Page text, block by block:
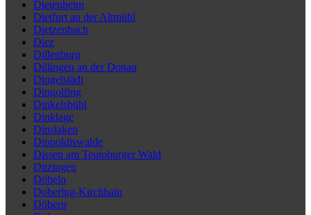
Dietenheim
Dietfurt an der Altmühl
Dietzenbach
Diez
Dillenburg
Dillingen an der Donau
Dingelstädt
Dingolfing
Dinkelsbühl
Dinklage
Dinslaken
Dippoldiswalde
Dissen am Teutoburger Wald
Ditzingen
Döbeln
Doberlug-Kirchhain
Döbern